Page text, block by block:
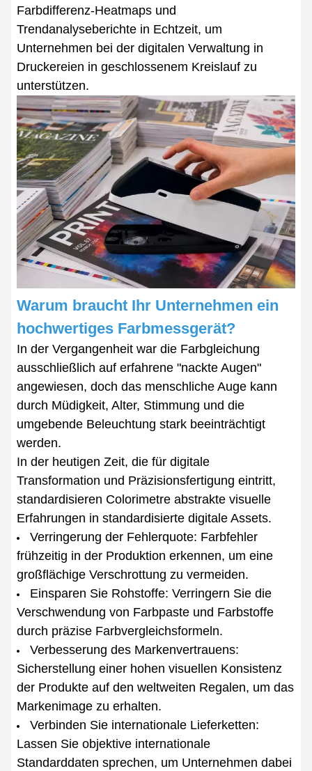
Farbdifferenz-Heatmaps und
Trendanalyseberichte in Echtzeit, um
Unternehmen bei der digitalen Verwaltung in
Druckereien in geschlossenem Kreislauf zu
unterstützen.
Warum braucht Ihr Unternehmen ein
hochwertiges Farbmessgerät?
In der Vergangenheit war die Farbgleichung
ausschließlich auf erfahrene "nackte Augen"
angewiesen, doch das menschliche Auge kann
durch Müdigkeit, Alter, Stimmung und die
umgebende Beleuchtung stark beeinträchtigt
werden.
In der heutigen Zeit, die für digitale
Transformation und Präzisionsfertigung eintritt,
standardisieren Colorimetre abstrakte visuelle
Erfahrungen in standardisierte digitale Assets.
Verringerung der Fehlerquote: Farbfehler
frühzeitig in der Produktion erkennen, um eine
großflächige Verschrottung zu vermeiden.
Einsparen Sie Rohstoffe: Verringern Sie die
Verschwendung von Farbpaste und Farbstoffe
durch präzise Farbvergleichsformeln.
Verbesserung des Markenvertrauens:
Sicherstellung einer hohen visuellen Konsistenz
der Produkte auf den weltweiten Regalen, um das
Markenimage zu erhalten.
Verbinden Sie internationale Lieferketten:
Lassen Sie objektive internationale
Standarddaten sprechen, um Unternehmen dabei